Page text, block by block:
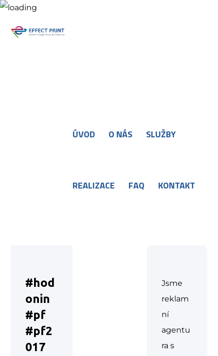
ÚVOD O NÁS SLUŽBY
REALIZACE FAQ KONTAKT
xero
#hod
onin
#pf
#pf2
017
Jsme
reklam
ní
agentu
ra s